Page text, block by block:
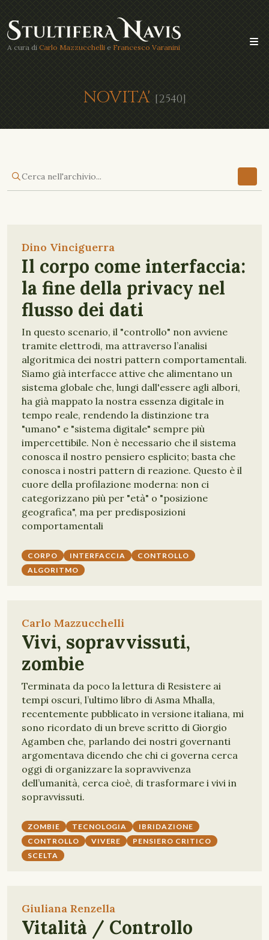
A cura di Carlo Mazzucchelli e Francesco Varanini
NOVITA' [2540]
Dino Vinciguerra
Il corpo come interfaccia:
la fine della privacy nel
flusso dei dati
In questo scenario, il "controllo" non avviene
tramite elettrodi, ma attraverso l’analisi
algoritmica dei nostri pattern comportamentali.
Siamo già interfacce attive che alimentano un
sistema globale che, lungi dall'essere agli albori,
ha già mappato la nostra essenza digitale in
tempo reale, rendendo la distinzione tra
"umano" e "sistema digitale" sempre più
impercettibile. Non è necessario che il sistema
conosca il nostro pensiero esplicito; basta che
conosca i nostri pattern di reazione. Questo è il
cuore della profilazione moderna: non ci
categorizzano più per "età" o "posizione
geografica", ma per predisposizioni
comportamentali
CORPO INTERFACCIA
CONTROLLO
ALGORITMO
Carlo Mazzucchelli
Vivi, sopravvissuti,
zombie
Terminata da poco la lettura di Resistere ai
tempi oscuri, l’ultimo libro di Asma Mhalla,
recentemente pubblicato in versione italiana, mi
sono ricordato di un breve scritto di Giorgio
Agamben che, parlando dei nostri governanti
argomentava dicendo che chi ci governa cerca
oggi di organizzare la sopravvivenza
dell’umanità, cerca cioè, di trasformare i vivi in
sopravvissuti.
ZOMBIE TECNOLOGIA
IBRIDAZIONE
CONTROLLO
VIVERE
PENSIERO CRITICO
SCELTA
Giuliana Renzella
Vitalità / Controllo